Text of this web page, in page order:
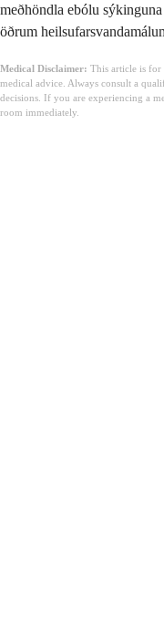
meðhöndla ebólu
öðrum
Medical Disclaimer: This article is for
medical advice. Always consult a
decisions. If you are experiencing a
room immediately.